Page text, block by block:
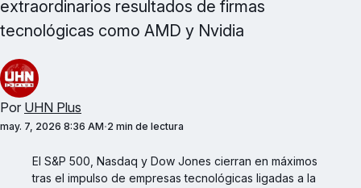
extraordinarios resultados de firmas
tecnológicas como AMD y Nvidia
Por UHN Plus
may. 7, 2026 8:36 AM 2 min de lectura
El S&P 500, Nasdaq y Dow Jones cierran en máximos
tras el impulso de empresas tecnológicas ligadas a la